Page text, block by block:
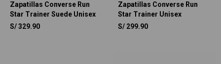
Zapatillas Converse Run
Star Trainer Suede Unisex
S/329.90
Zapatillas Converse Run
Star Trainer Unisex
S/ 299.90